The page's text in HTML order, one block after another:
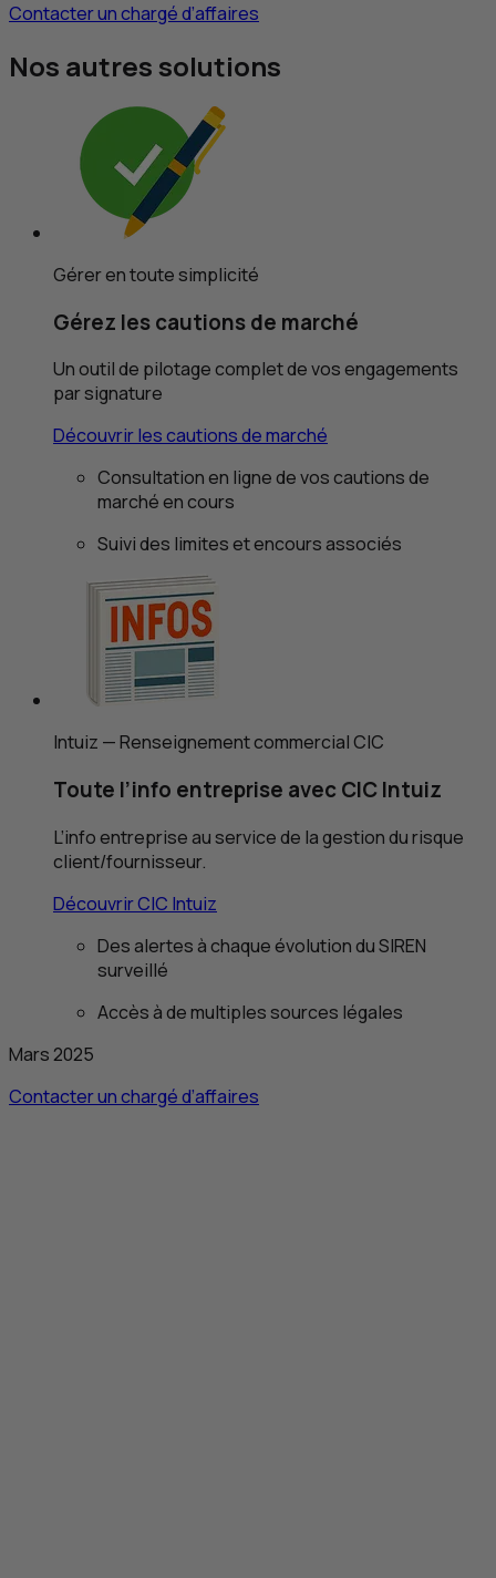
Contacter un chargé d’affaires
Nos autres solutions
Gérer en toute simplicité
Gérez les cautions de marché
Un outil de pilotage complet de vos engagements
par signature
Découvrir les cautions de marché
Consultation en ligne de vos cautions de
marché en cours
Suivi des limites et encours associés
Intuiz — Renseignement commercialCIC
Toute l’info entreprise avec CIC Intuiz
L’info entreprise au service de la gestion du risque
client/fournisseur.
DécouvrirCIC Intuiz
Des alertes à chaque évolution du SIREN
surveillé
Accès à de multiples sources légales
Mars 2025
Contacter un chargé d’affaires